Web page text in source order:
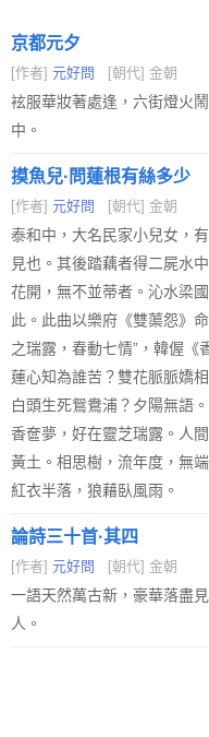
京都元夕
[作者] 元好問 [朝代] 金朝
袨服華妝著處逢，六街燈火
中。
摸魚兒·問蓮根有絲多少
[作者] 元好問 [朝代] 金朝
泰和中，大名民家小兒女，
見也。其後踏藕者得二屍水
花開，無不並蒂者。沁水梁
此。此曲以樂府《雙蕖怨》
之瑞露，春動七情”，韓偓《
蓮心知為誰苦？雙花脈脈嬌
白頭生死鴛鴦浦？夕陽無語
香奩夢，好在靈芝瑞露。人
黃土。相思樹，流年度，無
紅衣半落，狼藉臥風雨。
論詩三十首·其四
[作者] 元好問 [朝代] 金朝
一語天然萬古新，豪華落盡
人。